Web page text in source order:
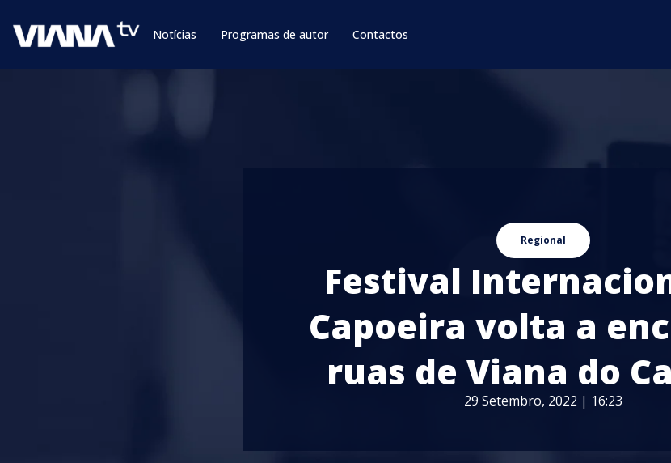
Notícias Programas de autor Contactos
Regional
Festival
Capoeira volta a
ruas de Viana do
29 Setembro, 2022 | 16:23